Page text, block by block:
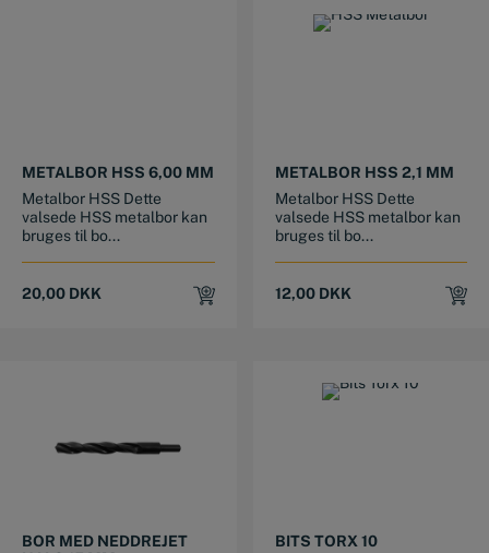
METALBOR HSS 6,00 MM
Metalbor HSS Dette
valsede HSS metalbor kan
bruges til bo...
20,00 DKK
METALBOR HSS 2,1 MM
Metalbor HSS Dette
valsede HSS metalbor kan
bruges til bo...
12,00 DKK
BOR MED NEDDREJET
BITS TORX 10